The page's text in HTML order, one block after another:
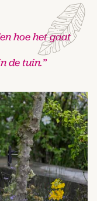
hoe het gaat
de tuin.”